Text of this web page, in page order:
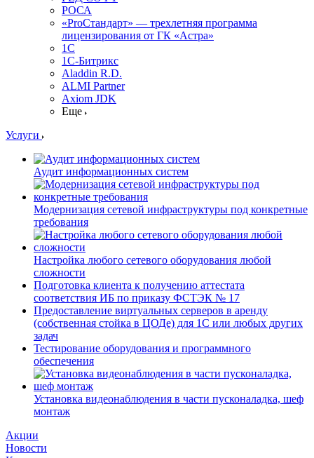
РОСА
«ProСтандарт» — трехлетняя программа
лицензирования от ГК «Астра»
1С
1С-Битрикc
Aladdin R.D.
ALMI Partner
Axiom JDK
Еще
Услуги
Аудит информационных систем
Модернизация сетевой инфраструктуры под конкретные
требования
Настройка любого сетевого оборудования любой
сложности
Подготовка клиента к получению аттестата
соответствия ИБ по приказу ФСТЭК № 17
Предоставление виртуальных серверов в аренду
(собственная стойка в ЦОДе) для 1С или любых других
задач
Тестирование оборудования и программного
обеспечения
Установка видеонаблюдения в части пусконаладка, шеф
монтаж
Акции
Новости